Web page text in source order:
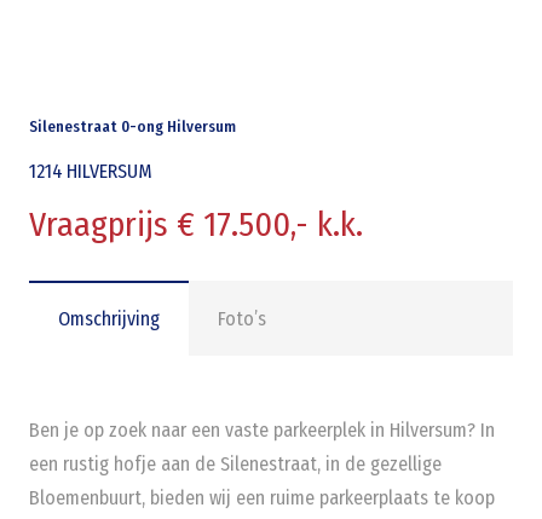
Silenestraat 0-ong Hilversum
1214 HILVERSUM
Vraagprijs € 17.500,- k.k.
Omschrijving Foto’s
Ben je op zoek naar een vaste parkeerplek in Hilversum? In
een rustig hofje aan de Silenestraat, in de gezellige
Bloemenbuurt, bieden wij een ruime parkeerplaats te koop